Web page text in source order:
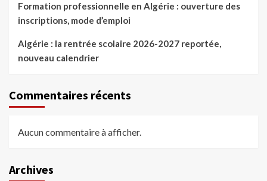
Formation professionnelle en Algérie : ouverture des
inscriptions, mode d’emploi
Algérie : la rentrée scolaire 2026-2027 reportée,
nouveau calendrier
Commentaires récents
Aucun commentaire à afficher.
Archives